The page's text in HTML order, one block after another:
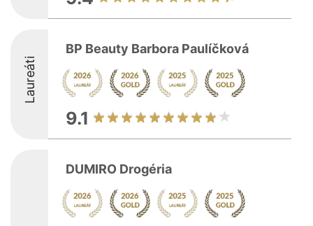
Laureáti
BP Beauty Barbora Paulíčková
9.1
DUMIRO Drogéria